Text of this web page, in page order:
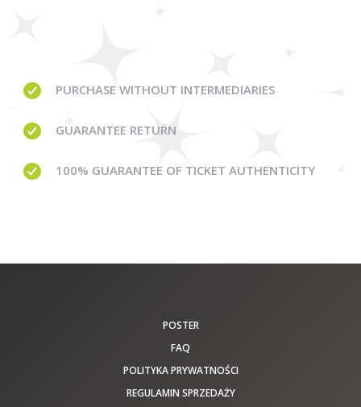
PURCHASE WITHOUT INTERMEDIARIES
GUARANTEE RETURN
100% GUARANTEE OF TICKET AUTHENTICITY
POSTER
FAQ
POLITYKA PRYWATNOŚCI
REGULAMIN SPRZEDAŻY